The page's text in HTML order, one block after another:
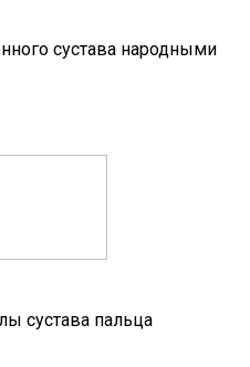
сустава народными
сустава пальца